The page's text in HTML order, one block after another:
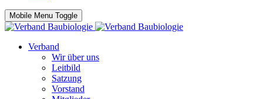
Mobile Menu Toggle
Verband
Wir über uns
Leitbild
Satzung
Vorstand